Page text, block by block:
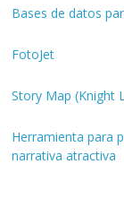
Bases de datos
FotoJet
Story Map (Knight
Herramienta para
narrativa atractiva